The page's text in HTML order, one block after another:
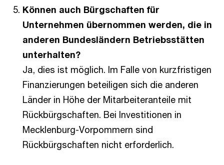
Können auch Bürgschaften für
Unternehmen übernommen werden, die in
anderen Bundesländern Betriebsstätten
unterhalten?
Ja, dies ist möglich. Im Falle von kurzfristigen
Finanzierungen beteiligen sich die anderen
Länder in Höhe der Mitarbeiteranteile mit
Rückbürgschaften. Bei Investitionen in
Mecklenburg-Vorpommern sind
Rückbürgschaften nicht erforderlich.